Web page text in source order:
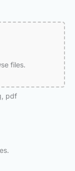
files.
pdf